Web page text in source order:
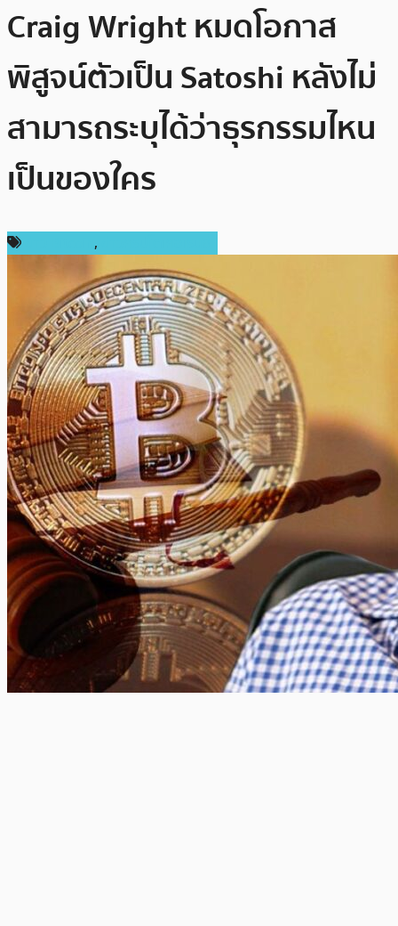
Craig Wright หมดโอกาส
พิสูจน์ตัวเป็น Satoshi หลังไม่
สามารถระบุได้ว่าธุรกรรมไหน
เป็นของใคร
,